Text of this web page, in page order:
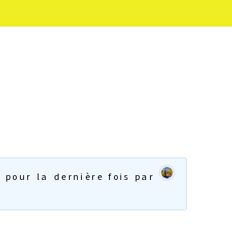
pour la dernière fois par